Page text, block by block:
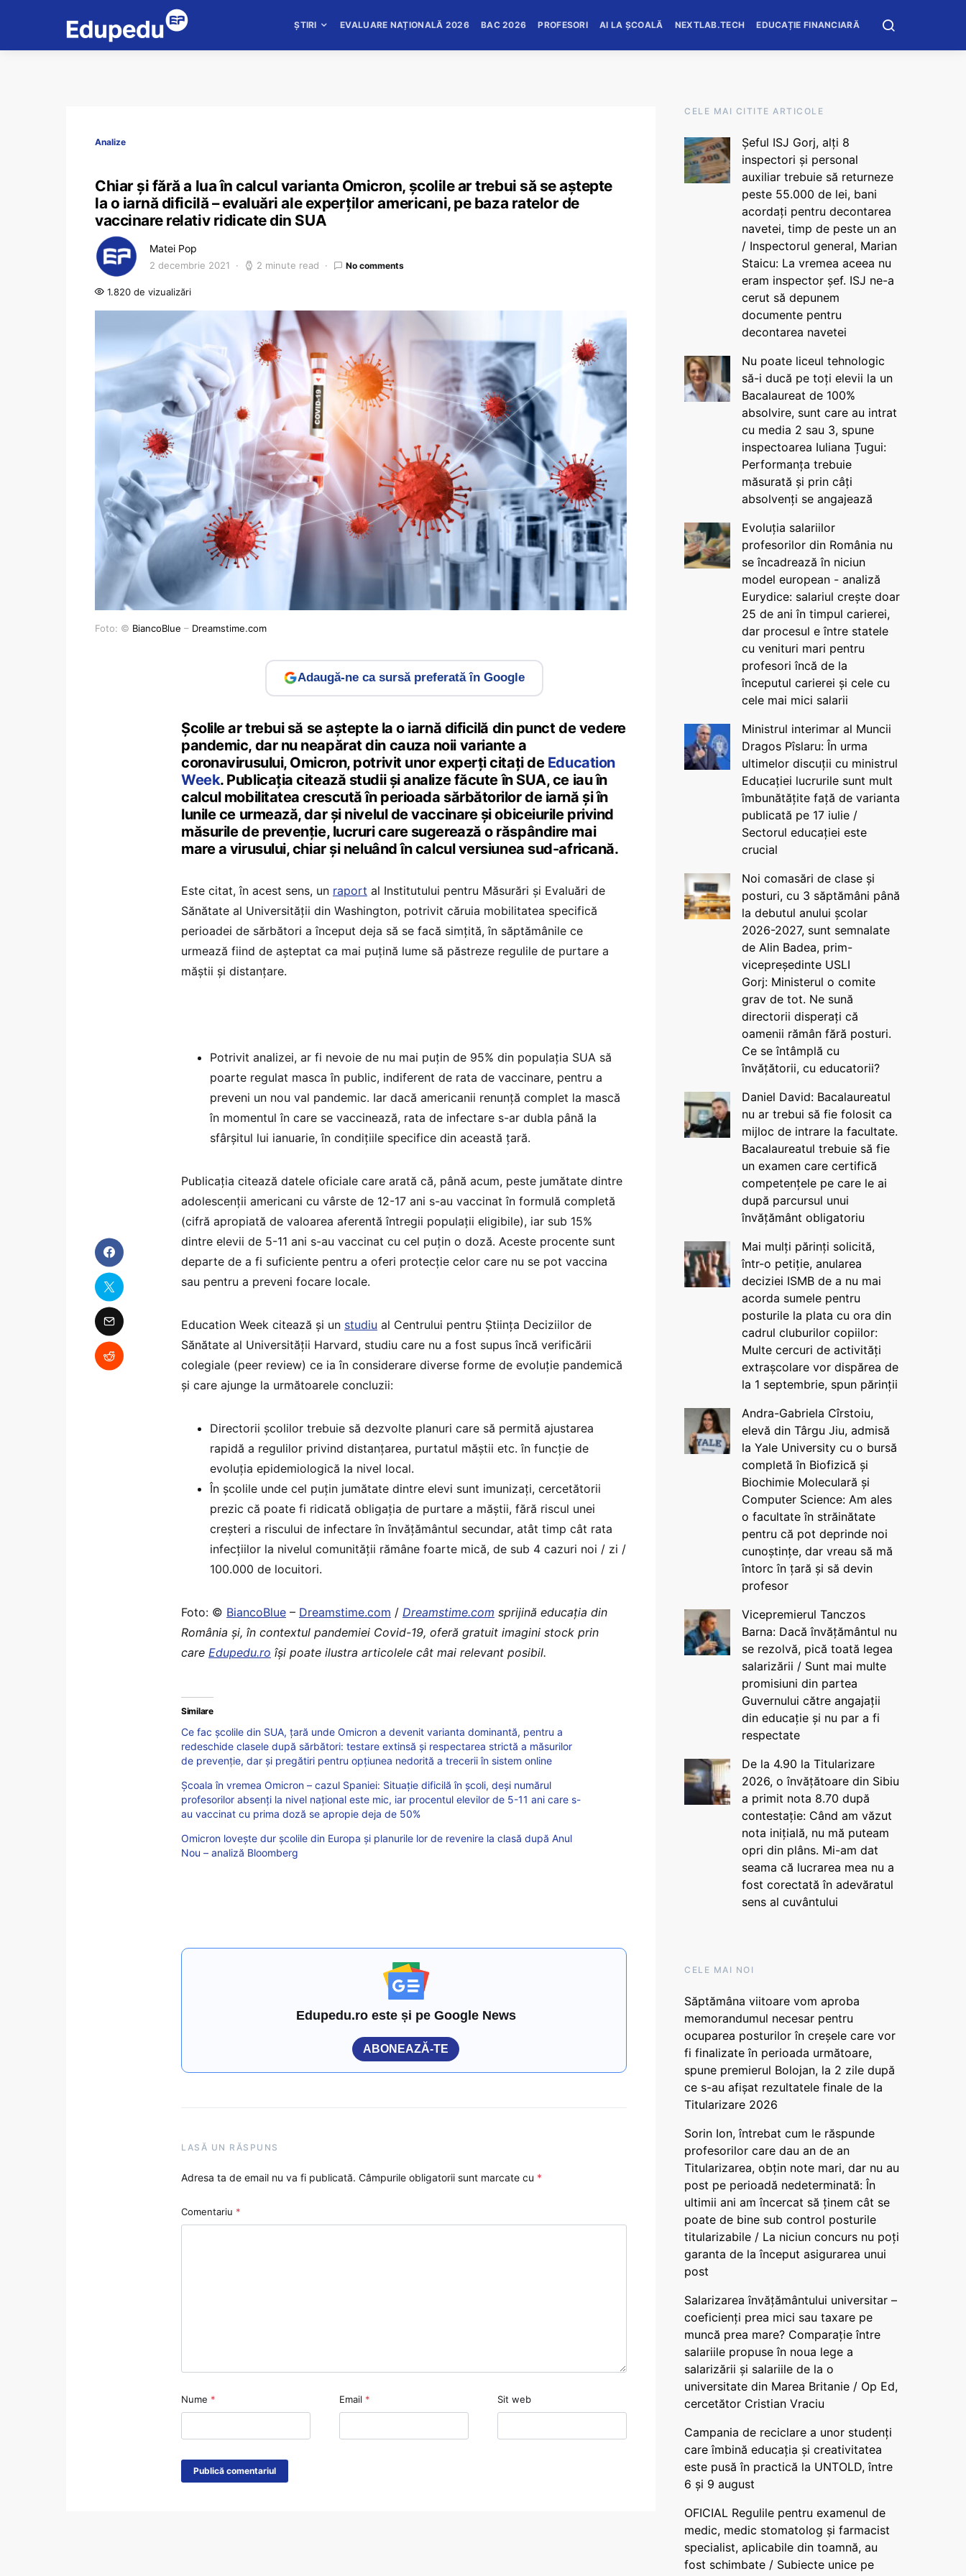
ȘTIRI EVALUARE NAȚIONALĂ 2026 BAC 2026 PROFESORI AI LA ȘCOALĂ NEXTLAB.TECH EDUCAȚIE FINANCIARĂ
Analize
Chiar și fără a lua în calcul varianta Omicron, școlile ar trebui să se aștepte
la o iarnă dificilă – evaluări ale experților americani, pe baza ratelor de
vaccinare relativ ridicate din SUA
Matei Pop
2 decembrie 2021 2 minute read No comments
1.820 de vizualizări
Foto: © BiancoBlue – Dreamstime.com
Adaugă-ne ca sursă preferată în Google
Școlile ar trebui să se aștepte la o iarnă dificilă din punct de vedere
pandemic, dar nu neapărat din cauza noii variante a
coronavirusului, Omicron, potrivit unor experți citați de Education
Week. Publicația citează studii și analize făcute în SUA, ce iau în
calcul mobilitatea crescută în perioada sărbătorilor de iarnă și în
lunile ce urmează, dar și nivelul de vaccinare și obiceiurile privind
măsurile de prevenție, lucruri care sugerează o răspândire mai
mare a virusului, chiar și neluând în calcul versiunea sud-africană.
Este citat, în acest sens, un raport al Institutului pentru Măsurări și Evaluări de
Sănătate al Universității din Washington, potrivit căruia mobilitatea specifică
perioadei de sărbători a început deja să se facă simțită, în săptămânile ce
urmează fiind de așteptat ca mai puțină lume să păstreze regulile de purtare a
măștii și distanțare.
Potrivit analizei, ar fi nevoie de nu mai puțin de 95% din populația SUA să
poarte regulat masca în public, indiferent de rata de vaccinare, pentru a
preveni un nou val pandemic. Iar dacă americanii renunță complet la mască
în momentul în care se vaccinează, rata de infectare s-ar dubla până la
sfârșitul lui ianuarie, în condițiile specifice din această țară.
Publicația citează datele oficiale care arată că, până acum, peste jumătate dintre
adolescenții americani cu vârste de 12-17 ani s-au vaccinat în formulă completă
(cifră apropiată de valoarea aferentă întregii populații eligibile), iar sub 15%
dintre elevii de 5-11 ani s-au vaccinat cu cel puțin o doză. Aceste procente sunt
departe de a fi suficiente pentru a oferi protecție celor care nu se pot vaccina
sau pentru a preveni focare locale.
Education Week citează și un studiu al Centrului pentru Știința Deciziilor de
Sănătate al Universității Harvard, studiu care nu a fost supus încă verificării
colegiale (peer review) ce ia în considerare diverse forme de evoluție pandemică
și care ajunge la următoarele concluzii:
Directorii școlilor trebuie să dezvolte planuri care să permită ajustarea
rapidă a regulilor privind distanțarea, purtatul măștii etc. în funcție de
evoluția epidemiologică la nivel local.
În școlile unde cel puțin jumătate dintre elevi sunt imunizați, cercetătorii
prezic că poate fi ridicată obligația de purtare a măștii, fără riscul unei
creșteri a riscului de infectare în învățământul secundar, atât timp cât rata
infecțiilor la nivelul comunității rămâne foarte mică, de sub 4 cazuri noi / zi /
100.000 de locuitori.
Foto: © BiancoBlue – Dreamstime.com / Dreamstime.com sprijină educaţia din
România şi, în contextul pandemiei Covid-19, oferă gratuit imagini stock prin
care Edupedu.ro îşi poate ilustra articolele cât mai relevant posibil.
Similare
Ce fac școlile din SUA, țară unde Omicron a devenit varianta dominantă, pentru a
redeschide clasele după sărbători: testare extinsă și respectarea strictă a măsurilor
de prevenție, dar și pregătiri pentru opțiunea nedorită a trecerii în sistem online
Școala în vremea Omicron – cazul Spaniei: Situație dificilă în școli, deși numărul
profesorilor absenți la nivel național este mic, iar procentul elevilor de 5-11 ani care s-
au vaccinat cu prima doză se apropie deja de 50%
Omicron lovește dur școlile din Europa și planurile lor de revenire la clasă după Anul
Nou – analiză Bloomberg
Edupedu.ro este și pe Google News
ABONEAZĂ-TE
LASĂ UN RĂSPUNS
Adresa ta de email nu va fi publicată. Câmpurile obligatorii sunt marcate cu *
Comentariu *
Nume * Email * Sit web
CELE MAI CITITE ARTICOLE
Șeful ISJ Gorj, alți 8
inspectori și personal
auxiliar trebuie să returneze
peste 55.000 de lei, bani
acordați pentru decontarea
navetei, timp de peste un an
/ Inspectorul general, Marian
Staicu: La vremea aceea nu
eram inspector șef. ISJ ne-a
cerut să depunem
documente pentru
decontarea navetei
Nu poate liceul tehnologic
să-i ducă pe toți elevii la un
Bacalaureat de 100%
absolvire, sunt care au intrat
cu media 2 sau 3, spune
inspectoarea Iuliana Țugui:
Performanța trebuie
măsurată și prin câți
absolvenți se angajează
Evoluția salariilor
profesorilor din România nu
se încadrează în niciun
model european - analiză
Eurydice: salariul crește doar
25 de ani în timpul carierei,
dar procesul e între statele
cu venituri mari pentru
profesori încă de la
începutul carierei și cele cu
cele mai mici salarii
Ministrul interimar al Muncii
Dragos Pîslaru: În urma
ultimelor discuții cu ministrul
Educației lucrurile sunt mult
îmbunătățite față de varianta
publicată pe 17 iulie /
Sectorul educației este
crucial
Noi comasări de clase și
posturi, cu 3 săptămâni până
la debutul anului școlar
2026-2027, sunt semnalate
de Alin Badea, prim-
vicepreședinte USLI
Gorj: Ministerul o comite
grav de tot. Ne sună
directorii disperați că
oamenii rămân fără posturi.
Ce se întâmplă cu
învățătorii, cu educatorii?
Daniel David: Bacalaureatul
nu ar trebui să fie folosit ca
mijloc de intrare la facultate.
Bacalaureatul trebuie să fie
un examen care certifică
competențele pe care le ai
după parcursul unui
învățământ obligatoriu
Mai mulți părinți solicită,
într-o petiție, anularea
deciziei ISMB de a nu mai
acorda sumele pentru
posturile la plata cu ora din
cadrul cluburilor copiilor:
Multe cercuri de activități
extrașcolare vor dispărea de
la 1 septembrie, spun părinții
Andra-Gabriela Cîrstoiu,
elevă din Târgu Jiu, admisă
la Yale University cu o bursă
completă în Biofizică și
Biochimie Moleculară și
Computer Science: Am ales
o facultate în străinătate
pentru că pot deprinde noi
cunoștințe, dar vreau să mă
întorc în țară și să devin
profesor
Vicepremierul Tanczos
Barna: Dacă învățământul nu
se rezolvă, pică toată legea
salarizării / Sunt mai multe
promisiuni din partea
Guvernului către angajații
din educație și nu par a fi
respectate
De la 4.90 la Titularizare
2026, o învățătoare din Sibiu
a primit nota 8.70 după
contestație: Când am văzut
nota inițială, nu mă puteam
opri din plâns. Mi-am dat
seama că lucrarea mea nu a
fost corectată în adevăratul
sens al cuvântului
CELE MAI NOI
Săptămâna viitoare vom aproba
memorandumul necesar pentru
ocuparea posturilor în creșele care vor
fi finalizate în perioada următoare,
spune premierul Bolojan, la 2 zile după
ce s-au afișat rezultatele finale de la
Titularizare 2026
Sorin Ion, întrebat cum le răspunde
profesorilor care dau an de an
Titularizarea, obțin note mari, dar nu au
post pe perioadă nedeterminată: În
ultimii ani am încercat să ținem cât se
poate de bine sub control posturile
titularizabile / La niciun concurs nu poți
garanta de la început asigurarea unui
post
Salarizarea învățământului universitar –
coeficienți prea mici sau taxare pe
muncă prea mare? Comparație între
salariile propuse în noua lege a
salarizării și salariile de la o
universitate din Marea Britanie / Op Ed,
cercetător Cristian Vraciu
Campania de reciclare a unor studenți
care îmbină educația și creativitatea
este pusă în practică la UNTOLD, între
6 și 9 august
OFICIAL Regulile pentru examenul de
medic, medic stomatolog și farmacist
specialist, aplicabile din toamnă, au
fost schimbate / Subiecte unice pe